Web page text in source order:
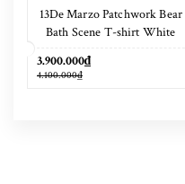
13De Marzo Patchwork Bear
Bath Scene T-shirt White
3.900.000₫
4.100.000₫